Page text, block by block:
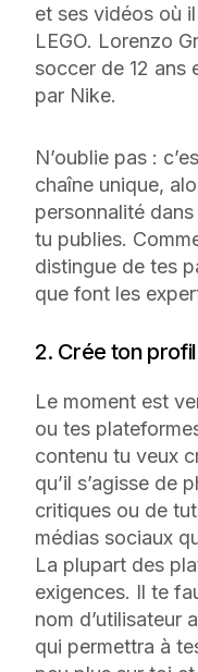
et ses vidéos où
LEGO. Lorenzo
soccer de 12 ans
par Nike.
N’oublie pas :
chaîne unique,
personnalité
tu publies.
distingue de tes
que font les
2. Crée ton profil
Le moment est
ou tes
contenu tu veux
qu’il s’agisse de
critiques ou de
médias sociaux
La plupart des
exigences. Il te
nom d’utilisateur
qui permettra à